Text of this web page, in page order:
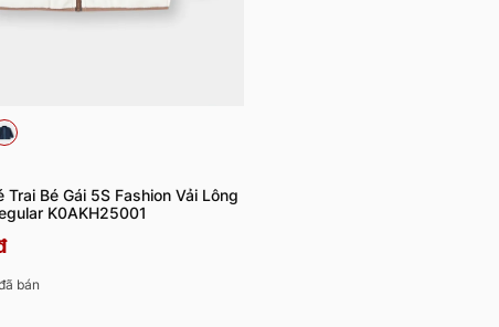
Trai Bé Gái 5S Fashion Vải Lông
K0AKH25001
bán